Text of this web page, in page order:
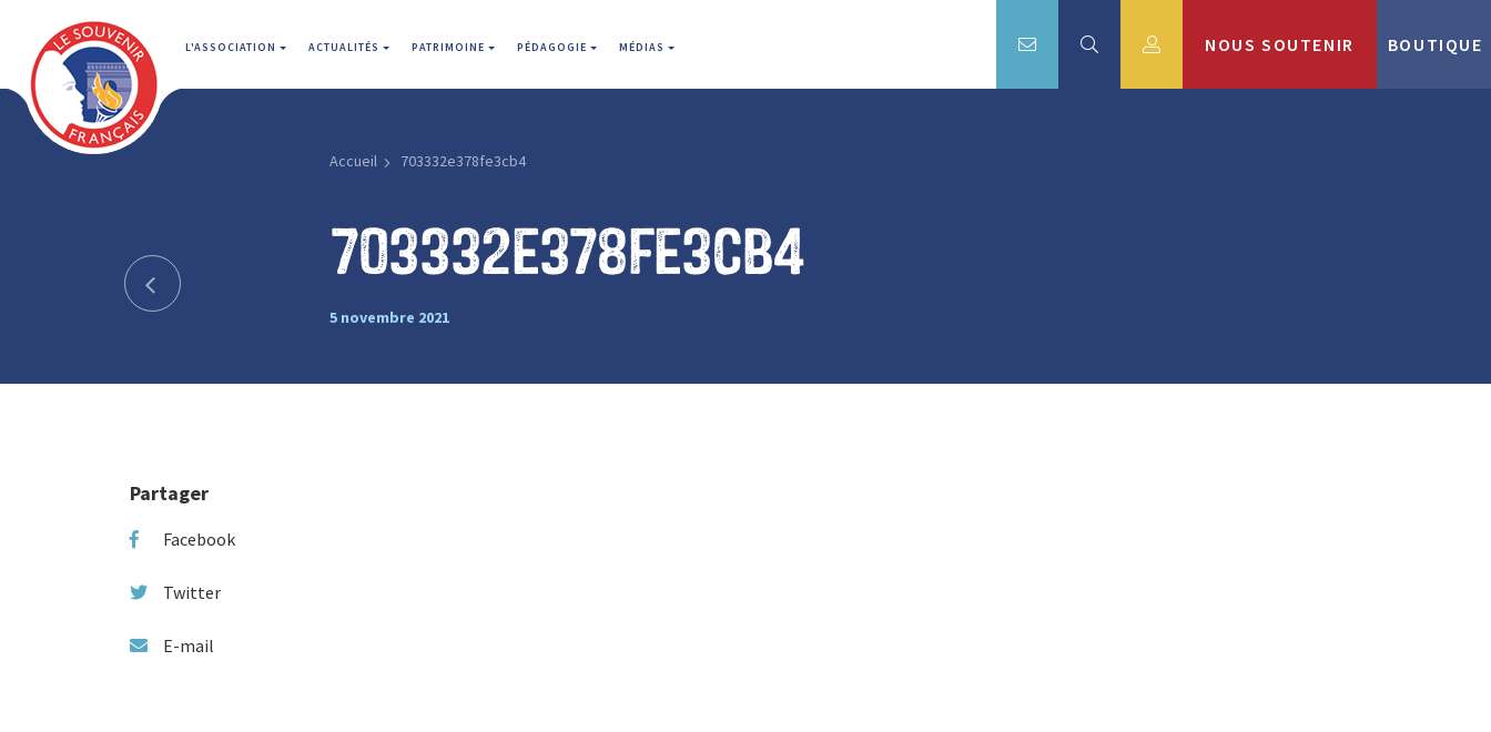
L'ASSOCIATION ACTUALITÉS PATRIMOINE PÉDAGOGIE MÉDIAS NOUS SOUTENIR BOUTIQUE
Accueil 703332e378fe3cb4
703332e378fe3cb4
5 novembre 2021
Partager
Facebook
Twitter
E-mail